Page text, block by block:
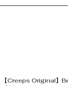
【Creeps Original】